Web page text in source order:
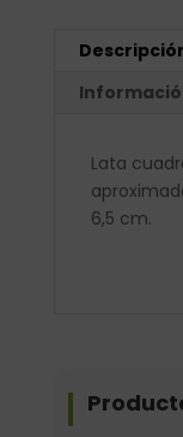
Lata
6,5 cm.